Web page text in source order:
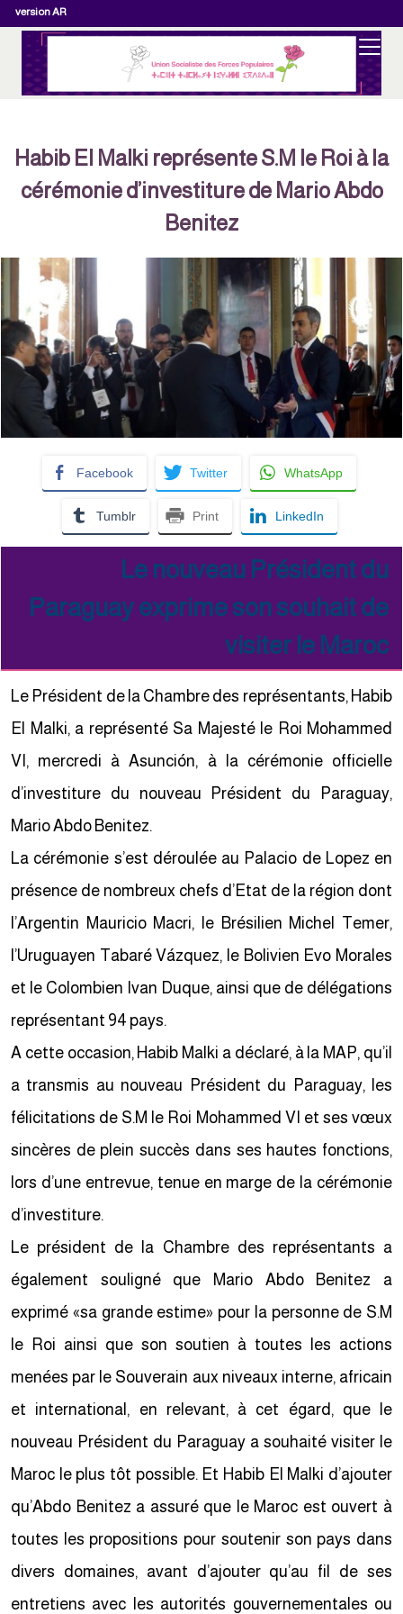
version AR
Habib El Malki représente S.M le Roi à la
cérémonie d’investiture de Mario Abdo
Benitez
Facebook Twitter WhatsApp
Tumblr Print LinkedIn
Le nouveau Président du
Paraguay exprime son souhait de
visiter le Maroc
Le Président de la Chambre des représentants, Habib
El Malki, a représenté Sa Majesté le Roi Mohammed
VI, mercredi à Asunción, à la cérémonie officielle
d’investiture du nouveau Président du Paraguay,
Mario Abdo Benitez.
La cérémonie s’est déroulée au Palacio de Lopez en
présence de nombreux chefs d’Etat de la région dont
l’Argentin Mauricio Macri, le Brésilien Michel Temer,
l’Uruguayen Tabaré Vázquez, le Bolivien Evo Morales
et le Colombien Ivan Duque, ainsi que de délégations
représentant 94 pays.
A cette occasion, Habib Malki a déclaré, à la MAP, qu’il
a transmis au nouveau Président du Paraguay, les
félicitations de S.M le Roi Mohammed VI et ses vœux
sincères de plein succès dans ses hautes fonctions,
lors d’une entrevue, tenue en marge de la cérémonie
d’investiture.
Le président de la Chambre des représentants a
également souligné que Mario Abdo Benitez a
exprimé «sa grande estime» pour la personne de S.M
le Roi ainsi que son soutien à toutes les actions
menées par le Souverain aux niveaux interne, africain
et international, en relevant, à cet égard, que le
nouveau Président du Paraguay a souhaité visiter le
Maroc le plus tôt possible. Et Habib El Malki d’ajouter
qu’Abdo Benitez a assuré que le Maroc est ouvert à
toutes les propositions pour soutenir son pays dans
divers domaines, avant d’ajouter qu’au fil de ses
entretiens avec les autorités gouvernementales ou